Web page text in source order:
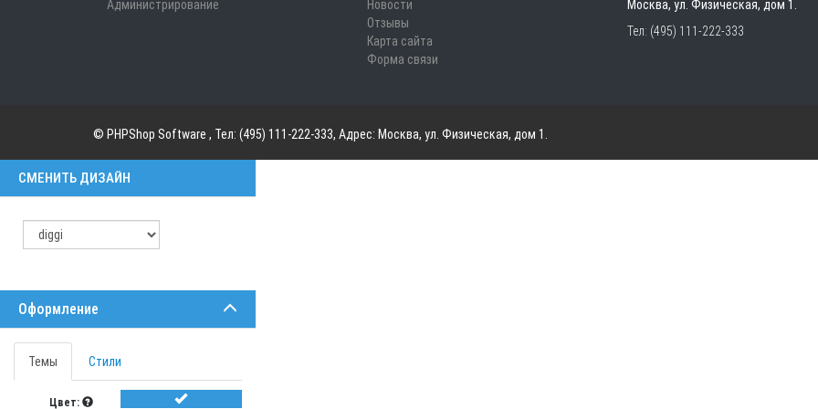
Администрирование
Новости
Отзывы
Карта сайта
Форма связи
Москва, ул. Физическая, дом 1.
Тел: (495) 111-222-333
© PHPShop Software , Тел: (495) 111-222-333, Адрес: Москва, ул. Физическая, дом 1.
СМЕНИТЬ ДИЗАЙН
Оформление
Темы Стили
Цвет: